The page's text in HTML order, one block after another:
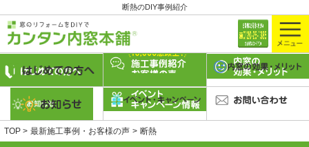
断熱のDIY事例紹介
TOP 最新施工事例・お客様の声 断熱